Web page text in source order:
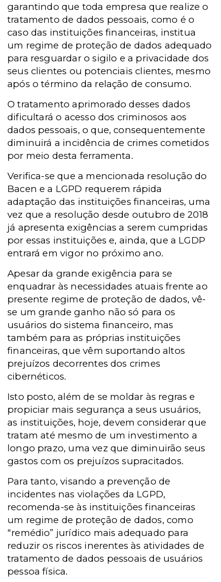
garantindo que toda empresa que realize o
tratamento de dados pessoais, como é o
caso das instituições financeiras, institua
um regime de proteção de dados adequado
para resguardar o sigilo e a privacidade dos
seus clientes ou potenciais clientes, mesmo
após o término da relação de consumo.
O tratamento aprimorado desses dados
dificultará o acesso dos criminosos aos
dados pessoais, o que, consequentemente
diminuirá a incidência de crimes cometidos
por meio desta ferramenta.
Verifica-se que a mencionada resolução do
Bacen e a LGPD requerem rápida
adaptação das instituições financeiras, uma
vez que a resolução desde outubro de 2018
já apresenta exigências a serem cumpridas
por essas instituições e, ainda, que a LGDP
entrará em vigor no próximo ano.
Apesar da grande exigência para se
enquadrar às necessidades atuais frente ao
presente regime de proteção de dados, vê-
se um grande ganho não só para os
usuários do sistema financeiro, mas
também para as próprias instituições
financeiras, que vêm suportando altos
prejuízos decorrentes dos crimes
cibernéticos.
Isto posto, além de se moldar às regras e
propiciar mais segurança a seus usuários,
as instituições, hoje, devem considerar que
tratam até mesmo de um investimento a
longo prazo, uma vez que diminuirão seus
gastos com os prejuízos supracitados.
Para tanto, visando a prevenção de
incidentes nas violações da LGPD,
recomenda-se às instituições financeiras
um regime de proteção de dados, como
“remédio” jurídico mais adequado para
reduzir os riscos inerentes às atividades de
tratamento de dados pessoais de usuários
pessoa física.